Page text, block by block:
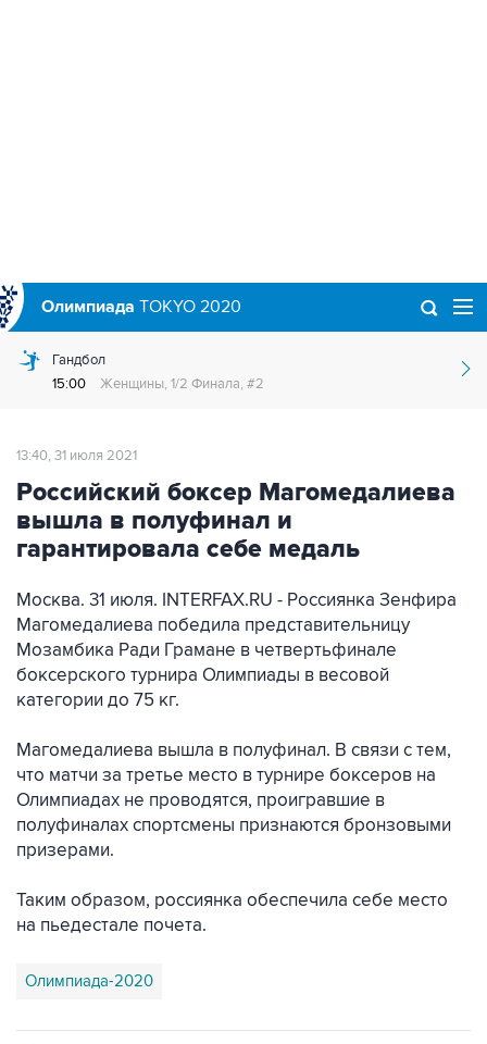
Олимпиада TOKYO 2020
Гандбол
15:00
Женщины, 1/2 Финала, #2
13:40, 31 июля 2021
Российский боксер Магомедалиева
вышла в полуфинал и
гарантировала себе медаль
Москва. 31 июля. INTERFAX.RU - Россиянка Зенфира
Магомедалиева победила представительницу
Мозамбика Ради Грамане в четвертьфинале
боксерского турнира Олимпиады в весовой
категории до 75 кг.
Магомедалиева вышла в полуфинал. В связи с тем,
что матчи за третье место в турнире боксеров на
Олимпиадах не проводятся, проигравшие в
полуфиналах спортсмены признаются бронзовыми
призерами.
Таким образом, россиянка обеспечила себе место
на пьедестале почета.
Олимпиада-2020